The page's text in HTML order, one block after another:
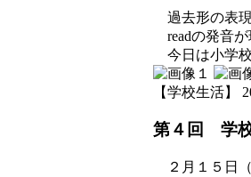
過去形の表現
readの発音が
今日は小学校
【学校生活】
第４回 学
２月１５日